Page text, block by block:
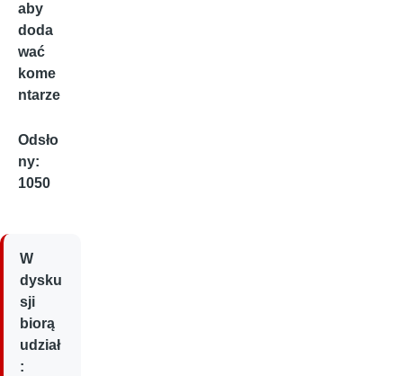
aby
doda
wać
kome
ntarze
Odsło
ny:
1050
W
dysku
sji
biorą
udział
: